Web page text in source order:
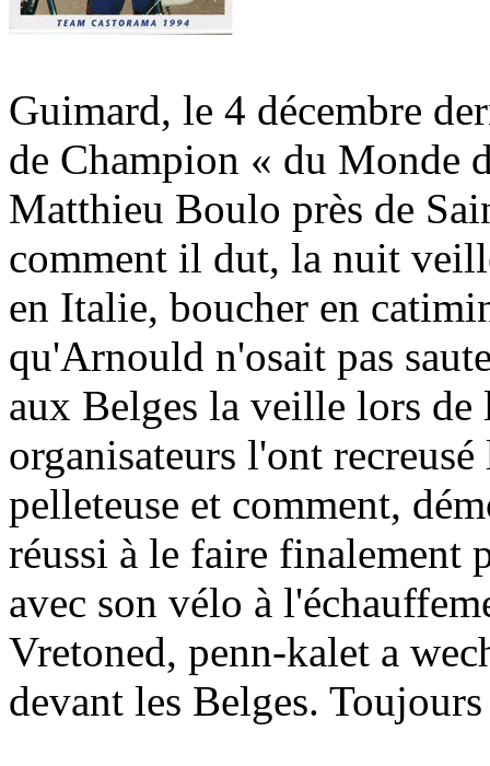
Guimard, le 4 décembre
de Champion « du Monde
Matthieu Boulo près de
comment il dut, la nuit
en Italie, boucher en
qu'Arnould n'osait pas
aux Belges la veille lors de
organisateurs l'ont
pelleteuse et comment,
réussi à le faire finalement
avec son vélo à
Vretoned, penn-kalet a
devant les Belges.